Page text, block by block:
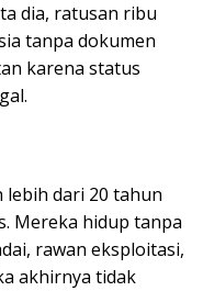
dia, ratusan ribu
tanpa dokumen
karena status
lebih dari 20 tahun
Mereka hidup tanpa
rawan eksploitasi,
akhirnya tidak